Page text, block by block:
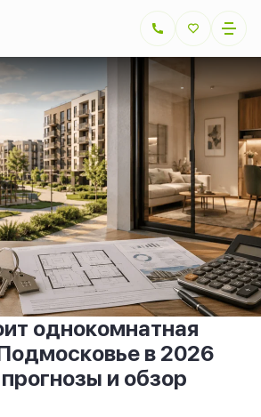
однокомнатная
в 2026
и обзор